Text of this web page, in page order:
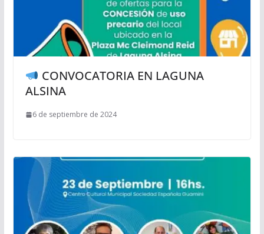
CONVOCATORIA EN LAGUNA
ALSINA
6 de septiembre de 2024